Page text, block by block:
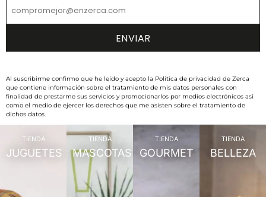
Al suscribirme confirmo que he leído y acepto la Política de privacidad de Zerca
que contiene información sobre el tratamiento de mis datos personales con
finalidad de prestarme sus servicios y promocionarlos por medios electrónicos así
como el medio de ejercer los derechos que me asisten sobre el tratamiento de
dichos datos.
TIENDA
JUGUETES
TIENDA
MASCOTAS
TIENDA
GOURMET
TIENDA
BELLEZA